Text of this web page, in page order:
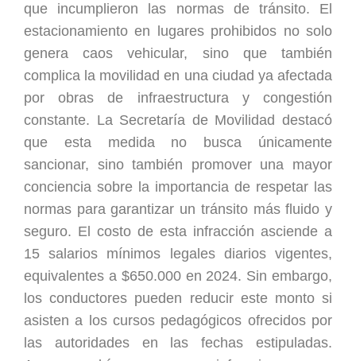
que incumplieron las normas de tránsito. El
estacionamiento en lugares prohibidos no solo
genera caos vehicular, sino que también
complica la movilidad en una ciudad ya afectada
por obras de infraestructura y congestión
constante. La Secretaría de Movilidad destacó
que esta medida no busca únicamente
sancionar, sino también promover una mayor
conciencia sobre la importancia de respetar las
normas para garantizar un tránsito más fluido y
seguro. El costo de esta infracción asciende a
15 salarios mínimos legales diarios vigentes,
equivalentes a $650.000 en 2024. Sin embargo,
los conductores pueden reducir este monto si
asisten a los cursos pedagógicos ofrecidos por
las autoridades en las fechas estipuladas.